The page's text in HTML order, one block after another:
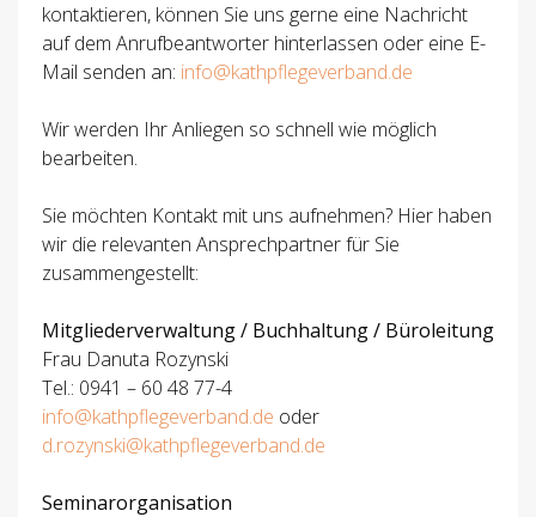
kontaktieren, können Sie uns gerne eine Nachricht
auf dem Anrufbeantworter hinterlassen oder eine E-
Mail senden an: info@kathpflegeverband.de
Wir werden Ihr Anliegen so schnell wie möglich
bearbeiten.
Sie möchten Kontakt mit uns aufnehmen? Hier haben
wir die relevanten Ansprechpartner für Sie
zusammengestellt:
Mitgliederverwaltung / Buchhaltung / Büroleitung
Frau Danuta Rozynski
Tel.: 0941 – 60 48 77-4
info@kathpflegeverband.de oder
d.rozynski@kathpflegeverband.de
Seminarorganisation